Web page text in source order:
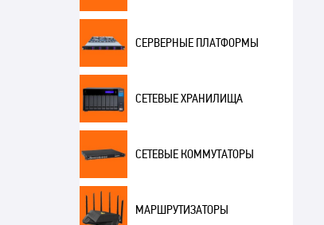
СЕРВЕРНЫЕ ПЛАТФОРМЫ
СЕТЕВЫЕ ХРАНИЛИЩА
СЕТЕВЫЕ КОММУТАТОРЫ
МАРШРУТИЗАТОРЫ